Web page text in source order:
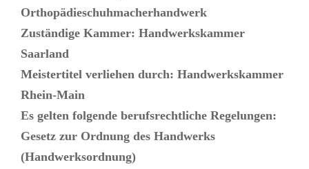
Orthopädieschuhmacherhandwerk
Zuständige Kammer: Handwerkskammer
Saarland
Meistertitel verliehen durch: Handwerkskammer
Rhein-Main
Es gelten folgende berufsrechtliche Regelungen:
Gesetz zur Ordnung des Handwerks
(Handwerksordnung)